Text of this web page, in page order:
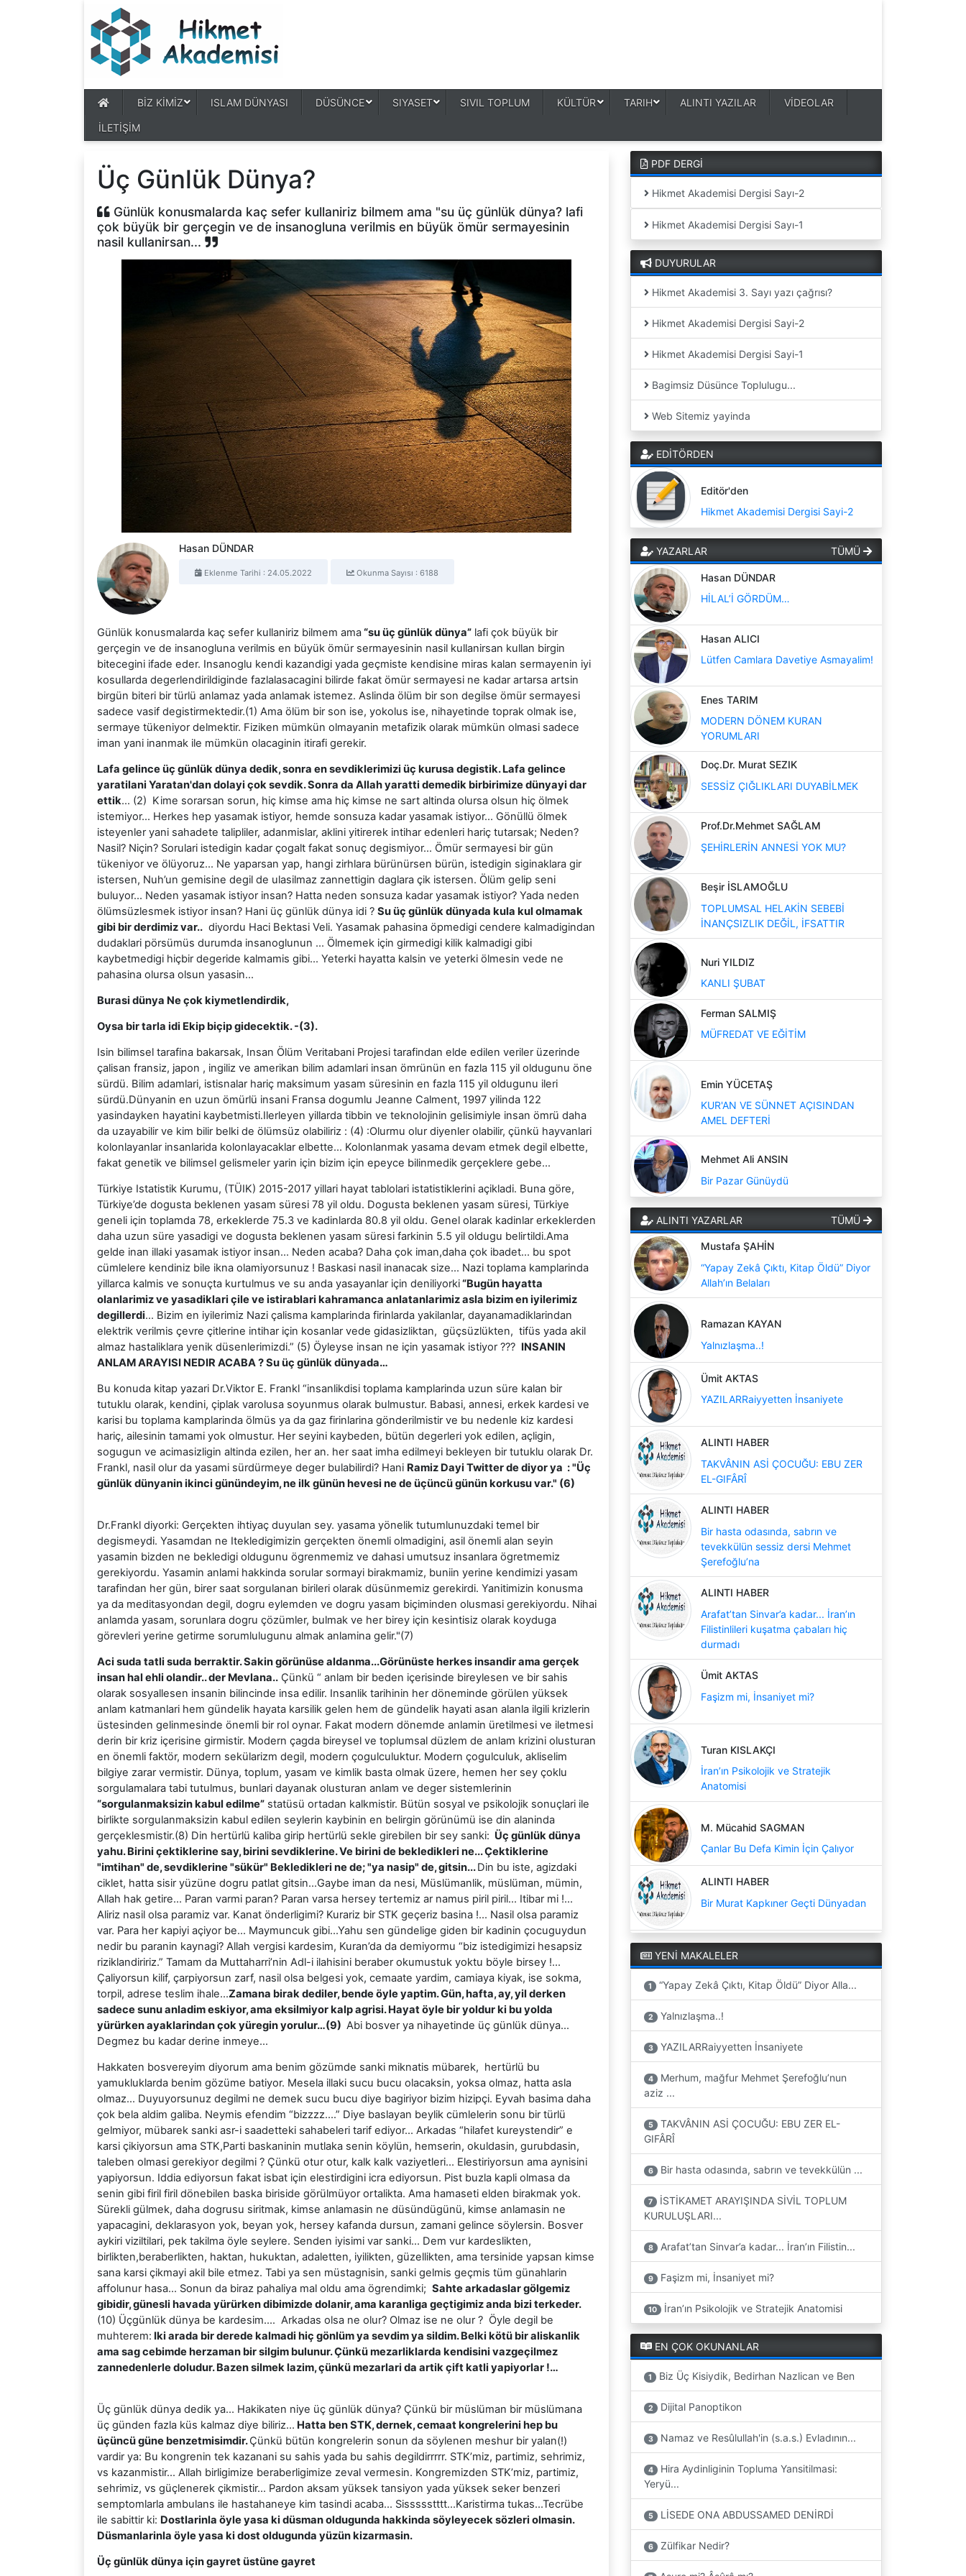
BİZ KİMİZ ISLAM DÜNYASI DÜSÜNCE SIYASET SIVIL TOPLUM KÜLTÜR TARIH ALINTI YAZILAR VİDEOLAR
İLETİŞİM
Üç Günlük Dünya?
Günlük konusmalarda kaç sefer kullaniriz bilmem ama "su üç günlük dünya? lafi
çok büyük bir gerçegin ve de insanogluna verilmis en büyük ömür sermayesinin
nasil kullanirsan...
Hasan DÜNDAR
Eklenme Tarihi : 24.05.2022 Okunma Sayısı : 6188
Günlük konusmalarda kaç sefer kullaniriz bilmem ama“su üç günlük dünya”lafi çok büyük bir
gerçegin ve de insanogluna verilmis en büyük ömür sermayesinin nasil kullanirsan kullan birgin
bitecegini ifade eder. Insanoglu kendi kazandigi yada geçmiste kendisine miras kalan sermayenin iyi
kosullarda degerlendirildiginde fazlalasacagini bilirde fakat ömür sermayesi ne kadar artarsa artsin
birgün biteri bir türlü anlamaz yada anlamak istemez. Aslinda ölüm bir son degilse ömür sermayesi
sadece vasif degistirmektedir.(1) Ama ölüm bir son ise, yokolus ise, nihayetinde toprak olmak ise,
sermaye tükeniyor delmektir. Fiziken mümkün olmayanin metafizik olarak mümkün olmasi sadece
iman yani inanmak ile mümkün olacaginin itirafi gerekir.
Lafa gelince üç günlük dünya dedik, sonra en sevdiklerimizi üç kurusa degistik. Lafa gelince
yaratilani Yaratan'dan dolayi çok sevdik. Sonra da Allah yaratti demedik birbirimize dünyayi dar
ettik... (2) Kime sorarsan sorun, hiç kimse ama hiç kimse ne sart altinda olursa olsun hiç ölmek
istemiyor… Herkes hep yasamak istiyor, hemde sonsuza kadar yasamak istiyor… Gönüllü ölmek
isteyenler yani sahadete talipliler, adanmislar, aklini yitirerek intihar edenleri hariç tutarsak; Neden?
Nasil? Niçin? Sorulari istedigin kadar çogalt fakat sonuç degismiyor… Ömür sermayesi bir gün
tükeniyor ve ölüyoruz… Ne yaparsan yap, hangi zirhlara bürünürsen bürün, istedigin siginaklara gir
istersen, Nuh’un gemisine degil de ulasilmaz zannettigin daglara çik istersen. Ölüm gelip seni
buluyor… Neden yasamak istiyor insan? Hatta neden sonsuza kadar yasamak istiyor? Yada neden
ölümsüzlesmek istiyor insan? Hani üç günlük dünya idi ? Su üç günlük dünyada kula kul olmamak
gibi bir derdimiz var..diyordu Haci Bektasi Veli. Yasamak pahasina öpmedigi cendere kalmadigindan
dudaklari pörsümüs durumda insanoglunun … Ölmemek için girmedigi kilik kalmadigi gibi
kaybetmedigi hiçbir degeride kalmamis gibi… Yeterki hayatta kalsin ve yeterki ölmesin vede ne
pahasina olursa olsun yasasin…
Burasi dünya Ne çok kiymetlendirdik,
Oysa bir tarla idi Ekip biçip gidecektik. -(3).
Isin bilimsel tarafina bakarsak, Insan Ölüm Veritabani Projesi tarafindan elde edilen veriler üzerinde
çalisan fransiz, japon , ingiliz ve amerikan bilim adamlari insan ömrünün en fazla 115 yil oldugunu öne
sürdü. Bilim adamlari, istisnalar hariç maksimum yasam süresinin en fazla 115 yil oldugunu ileri
sürdü.Dünyanin en uzun ömürlü insani Fransa dogumlu Jeanne Calment, 1997 yilinda 122
yasindayken hayatini kaybetmisti.Ilerleyen yillarda tibbin ve teknolojinin gelisimiyle insan ömrü daha
da uzayabilir ve kim bilir belki de ölümsüz olabiliriz : (4) :Olurmu olur diyenler olabilir, çünkü hayvanlari
kolonlayanlar insanlarida kolonlayacaklar elbette… Kolonlanmak yasama devam etmek degil elbette,
fakat genetik ve bilimsel gelismeler yarin için bizim için epeyce bilinmedik gerçeklere gebe…
Türkiye Istatistik Kurumu, (TÜIK) 2015-2017 yillari hayat tablolari istatistiklerini açikladi. Buna göre,
Türkiye’de dogusta beklenen yasam süresi 78 yil oldu. Dogusta beklenen yasam süresi, Türkiye
geneli için toplamda 78, erkeklerde 75.3 ve kadinlarda 80.8 yil oldu. Genel olarak kadinlar erkeklerden
daha uzun süre yasadigi ve dogusta beklenen yasam süresi farkinin 5.5 yil oldugu belirtildi.Ama
gelde inan illaki yasamak istiyor insan… Neden acaba? Daha çok iman,daha çok ibadet… bu spot
cümlelere kendiniz bile ikna olamiyorsunuz ! Baskasi nasil inanacak size… Nazi toplama kamplarinda
yillarca kalmis ve sonuçta kurtulmus ve su anda yasayanlar için deniliyorki“Bugün hayatta
olanlarimiz ve yasadiklari çile ve istirablari kahramanca anlatanlarimiz asla bizim en iyilerimiz
degillerdi… Bizim en iyilerimiz Nazi çalisma kamplarinda firinlarda yakilanlar, dayanamadiklarindan
elektrik verilmis çevre çitlerine intihar için kosanlar vede gidasizliktan, güçsüzlükten, tifüs yada akil
almaz hastaliklara yenik düsenlerimizdi.” (5) Öyleyse insan ne için yasamak istiyor ??? INSANIN
ANLAM ARAYISI NEDIR ACABA ? Su üç günlük dünyada…
Bu konuda kitap yazari Dr.Viktor E. Frankl “insanlikdisi toplama kamplarinda uzun süre kalan bir
tutuklu olarak, kendini, çiplak varolusa soyunmus olarak bulmustur. Babasi, annesi, erkek kardesi ve
karisi bu toplama kamplarinda ölmüs ya da gaz firinlarina gönderilmistir ve bu nedenle kiz kardesi
hariç, ailesinin tamami yok olmustur. Her seyini kaybeden, bütün degerleri yok edilen, açligin,
sogugun ve acimasizligin altinda ezilen, her an. her saat imha edilmeyi bekleyen bir tutuklu olarak Dr.
Frankl, nasil olur da yasami sürdürmeye deger bulabilirdi? Hani Ramiz Dayi Twitter de diyor ya : "Üç
günlük dünyanin ikinci günündeyim, ne ilk günün hevesi ne de üçüncü günün korkusu var." (6)
Dr.Frankl diyorki: Gerçekten ihtiyaç duyulan sey. yasama yönelik tutumlunuzdaki temel bir
degismeydi. Yasamdan ne Itekledigimizin gerçekten önemli olmadigini, asil önemli alan seyin
yasamin bizden ne bekledigi oldugunu ögrenmemiz ve dahasi umutsuz insanlara ögretmemiz
gerekiyordu. Yasamin anlami hakkinda sorular sormayi birakmamiz, buniin yerine kendimizi yasam
tarafindan her gün, birer saat sorgulanan birileri olarak düsünmemiz gerekirdi. Yanitimizin konusma
ya da meditasyondan degil, dogru eylemden ve dogru yasam biçiminden olusmasi gerekiyordu. Nihai
anlamda yasam, sorunlara dogru çözümler, bulmak ve her birey için kesintisiz olarak koyduga
görevleri yerine getirme sorumlulugunu almak anlamina gelir."(7)
Aci suda tatli suda berraktir. Sakin görünüse aldanma...Görünüste herkes insandir ama gerçek
insan hal ehli olandir.. der Mevlana..Çünkü “ anlam bir beden içerisinde bireylesen ve bir sahis
olarak sosyallesen insanin bilincinde insa edilir. Insanlik tarihinin her döneminde görülen yüksek
anlam katmanlari hem gündelik hayata karsilik gelen hem de gündelik hayati asan alanla ilgili krizlerin
üstesinden gelinmesinde önemli bir rol oynar. Fakat modern dönemde anlamin üretilmesi ve iletmesi
derin bir kriz içerisine girmistir. Modern çagda bireysel ve toplumsal düzlem de anlam krizini olusturan
en önemli faktör, modern sekülarizm degil, modern çogulculuktur. Modern çogulculuk, akliselim
bilgiye zarar vermistir. Dünya, toplum, yasam ve kimlik basta olmak üzere, hemen her sey çoklu
sorgulamalara tabi tutulmus, bunlari dayanak olusturan anlam ve deger sistemlerinin
“sorgulanmaksizin kabul edilme”statüsü ortadan kalkmistir. Bütün sosyal ve psikolojik sonuçlari ile
birlikte sorgulanmaksizin kabul edilen seylerin kaybinin en belirgin görünümü ise din alaninda
gerçeklesmistir.(8) Din hertürlü kaliba girip hertürlü sekle girebilen bir sey sanki: Üç günlük dünya
yahu. Birini çektiklerine say, birini sevdiklerine. Ve birini de bekledikleri ne... Çektiklerine
"imtihan" de, sevdiklerine "sükür" Bekledikleri ne de; "ya nasip" de, gitsin...Din bu iste, agizdaki
ciklet, hatta sisir yüzüne dogru patlat gitsin…Gaybe iman da nesi, Müslümanlik, müslüman, mümin,
Allah hak getire… Paran varmi paran? Paran varsa hersey tertemiz ar namus piril piril… Itibar mi !…
Aliriz nasil olsa paramiz var. Kanat önderligimi? Kurariz bir STK geçeriz basina !… Nasil olsa paramiz
var. Para her kapiyi açiyor be… Maymuncuk gibi…Yahu sen gündelige giden bir kadinin çocuguydun
nedir bu paranin kaynagi? Allah vergisi kardesim, Kuran’da da demiyormu “biz istedigimizi hesapsiz
riziklandiririz.” Tamam da Muttaharri’nin Adl-i ilahisini beraber okumustuk yoktu böyle birsey !…
Çaliyorsun kilif, çarpiyorsun zarf, nasil olsa belgesi yok, cemaate yardim, camiaya kiyak, ise sokma,
torpil, adrese teslim ihale…Zamana birak dediler, bende öyle yaptim. Gün, hafta, ay, yil derken
sadece sunu anladim eskiyor, ama eksilmiyor kalp agrisi. Hayat öyle bir yoldur ki bu yolda
yürürken ayaklarindan çok yüregin yorulur…(9) Abi bosver ya nihayetinde üç günlük dünya…
Degmez bu kadar derine inmeye…
Hakkaten bosvereyim diyorum ama benim gözümde sanki miknatis mübarek, hertürlü bu
yamukluklarda benim gözüme batiyor. Mesela illaki sucu bucu olacaksin, yoksa olmaz, hatta asla
olmaz… Duyuyorsunuz degilmi ne demek sucu bucu diye bagiriyor bizim hizipçi. Eyvah basima daha
çok bela aldim galiba. Neymis efendim “bizzzz….” Diye baslayan beylik cümlelerin sonu bir türlü
gelmiyor, mübarek sanki asr-i saadetteki sahabeleri tarif ediyor… Arkadas “hilafet kureystendir” e
karsi çikiyorsun ama STK,Parti baskaninin mutlaka senin köylün, hemserin, okuldasin, gurubdasin,
taleben olmasi gerekiyor degilmi ? Çünkü otur otur, kalk kalk vaziyetleri… Elestiriyorsun ama aynisini
yapiyorsun. Iddia ediyorsun fakat isbat için elestirdigini icra ediyorsun. Pist buzla kapli olmasa da
senin gibi firil firil dönebilen baska biriside görülmüyor ortalikta. Ama hamaseti elden birakmak yok.
Sürekli gülmek, daha dogrusu siritmak, kimse anlamasin ne düsündügünü, kimse anlamasin ne
yapacagini, deklarasyon yok, beyan yok, hersey kafanda dursun, zamani gelince söylersin. Bosver
aykiri viziltilari, pek takilma öyle seylere. Senden iyisimi var sanki… Dem vur kardeslikten,
birlikten,beraberlikten, haktan, hukuktan, adaletten, iyilikten, güzellikten, ama tersinide yapsan kimse
sana karsi çikmayi akil bile etmez. Tabi ya sen müstagnisin, sanki gelmis geçmis tüm günahlarin
affolunur hasa… Sonun da biraz pahaliya mal oldu ama ögrendimki; Sahte arkadaslar gölgemiz
gibidir, günesli havada yürürken dibimizde dolanir, ama karanliga geçtigimiz anda bizi terkeder.
(10) Üçgünlük dünya be kardesim…. Arkadas olsa ne olur? Olmaz ise ne olur ? Öyle degil be
muhterem: Iki arada bir derede kalmadi hiç gönlüm ya sevdim ya sildim. Belki kötü bir aliskanlik
ama sag cebimde herzaman bir silgim bulunur. Çünkü mezarliklarda kendisini vazgeçilmez
zannedenlerle doludur. Bazen silmek lazim, çünkü mezarlari da artik çift katli yapiyorlar !…
Üç günlük dünya dedik ya… Hakikaten niye üç günlük dünya? Çünkü bir müslüman bir müslümana
üç günden fazla küs kalmaz diye biliriz… Hatta ben STK, dernek, cemaat kongrelerini hep bu
üçüncü güne benzetmisimdir.Çünkü bütün kongrelerin sonun da söylenen meshur bir yalan(!)
vardir ya: Bu kongrenin tek kazanani su sahis yada bu sahis degildirrrrr. STK’miz, partimiz, sehrimiz,
vs kazanmistir… Allah birligimize beraberligimize zeval vermesin. Kongremizden STK’miz, partimiz,
sehrimiz, vs güçlenerek çikmistir… Pardon aksam yüksek tansiyon yada yüksek seker benzeri
semptomlarla ambulans ile hastahaneye kim tasindi acaba… Sissssstttt…Karistirma tukas…Tecrübe
ile sabittir ki: Dostlarinla öyle yasa ki düsman oldugunda hakkinda söyleyecek sözleri olmasin.
Düsmanlarinla öyle yasa ki dost oldugunda yüzün kizarmasin.
Üç günlük dünya için gayret üstüne gayret
PDF DERGİ
Hikmet Akademisi Dergisi Sayı-2
Hikmet Akademisi Dergisi Sayı-1
DUYURULAR
Hikmet Akademisi 3. Sayı yazı çağrısı?
Hikmet Akademisi Dergisi Sayi-2
Hikmet Akademisi Dergisi Sayi-1
Bagimsiz Düsünce Toplulugu...
Web Sitemiz yayinda
EDİTÖRDEN
Editör'den
Hikmet Akademisi Dergisi Sayi-2
YAZARLAR TÜMÜ
Hasan DÜNDAR
HİLAL’İ GÖRDÜM…
Hasan ALICI
Lütfen Camlara Davetiye Asmayalim!
Enes TARIM
MODERN DÖNEM KURAN
YORUMLARI
Doç.Dr. Murat SEZIK
SESSİZ ÇIĞLIKLARI DUYABİLMEK
Prof.Dr.Mehmet SAĞLAM
ŞEHİRLERİN ANNESİ YOK MU?
Beşir İSLAMOĞLU
TOPLUMSAL HELAKİN SEBEBİ
İNANÇSIZLIK DEĞİL, İFSATTIR
Nuri YILDIZ
KANLI ŞUBAT
Ferman SALMIŞ
MÜFREDAT VE EĞİTİM
Emin YÜCETAŞ
KUR'AN VE SÜNNET AÇISINDAN
AMEL DEFTERİ
Mehmet Ali ANSIN
Bir Pazar Günüydü
ALINTI YAZARLAR TÜMÜ
Mustafa ŞAHİN
“Yapay Zekâ Çıktı, Kitap Öldü” Diyor
Allah’ın Belaları
Ramazan KAYAN
Yalnızlaşma..!
Ümit AKTAS
YAZILARRaiyyetten İnsaniyete
ALINTI HABER
TAKVÂNIN ASİ ÇOCUĞU: EBU ZER
EL-GIFÂRÎ
ALINTI HABER
Bir hasta odasında, sabrın ve
tevekkülün sessiz dersi Mehmet
Şerefoğlu’na
ALINTI HABER
Arafat’tan Sinvar’a kadar... İran’ın
Filistinlileri kuşatma çabaları hiç
durmadı
Ümit AKTAS
Faşizm mi, İnsaniyet mi?
Turan KISLAKÇI
İran’ın Psikolojik ve Stratejik
Anatomisi
M. Mücahid SAGMAN
Çanlar Bu Defa Kimin İçin Çalıyor
ALINTI HABER
Bir Murat Kapkıner Geçti Dünyadan
YENİ MAKALELER
1 “Yapay Zekâ Çıktı, Kitap Öldü” Diyor Alla...
2 Yalnızlaşma..!
3 YAZILARRaiyyetten İnsaniyete
4
Merhum, mağfur Mehmet Şerefoğlu’nun
aziz ...
5
TAKVÂNIN ASİ ÇOCUĞU: EBU ZER EL-
GIFÂRÎ
6 Bir hasta odasında, sabrın ve tevekkülün ...
7
İSTİKAMET ARAYIŞINDA SİVİL TOPLUM
KURULUŞLARI...
8 Arafat’tan Sinvar’a kadar... İran’ın Filistin...
9 Faşizm mi, İnsaniyet mi?
10 İran’ın Psikolojik ve Stratejik Anatomisi
EN ÇOK OKUNANLAR
1 Biz Üç Kisiydik, Bedirhan Nazlican ve Ben
2 Dijital Panoptikon
3 Namaz ve Resûlullah'in (s.a.s.) Evladının...
4
Hira Aydinliginin Topluma Yansitilmasi:
Yeryü...
5 LİSEDE ONA ABDUSSAMED DENİRDİ
6 Zülfikar Nedir?